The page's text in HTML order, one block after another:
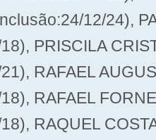
12/24),
PRISCILA
RAFAEL
RAFAEL
RAQUEL